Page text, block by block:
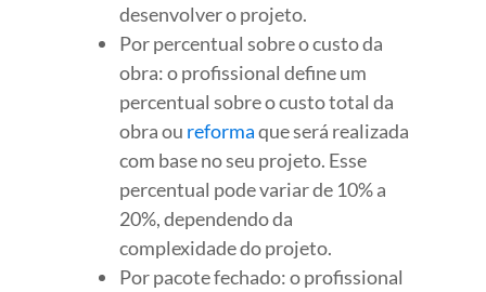
desenvolver o projeto.
Por percentual sobre o custo da
obra: o profissional define um
percentual sobre o custo total da
obra ou reformaque será realizada
com base no seu projeto. Esse
percentual pode variar de 10% a
20%, dependendo da
complexidade do projeto.
Por pacote fechado: o profissional